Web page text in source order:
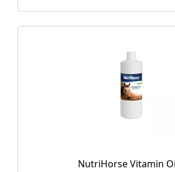
NutriHorse Vitamin